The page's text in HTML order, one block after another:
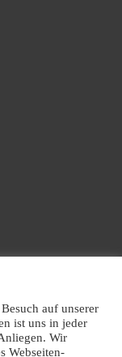
auf unserer
ist uns in jeder
Wir
Webseiten-